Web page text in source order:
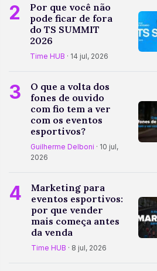
2
Por que você não
pode ficar de fora
do TS SUMMIT
2026
Time HUB · 14 jul, 2026
3
O que a volta dos
fones de ouvido
com fio tem a ver
com os eventos
esportivos?
Guilherme Delboni · 10 jul,
2026
4
Marketing para
eventos esportivos:
por que vender
mais começa antes
da venda
Time HUB · 8 jul, 2026